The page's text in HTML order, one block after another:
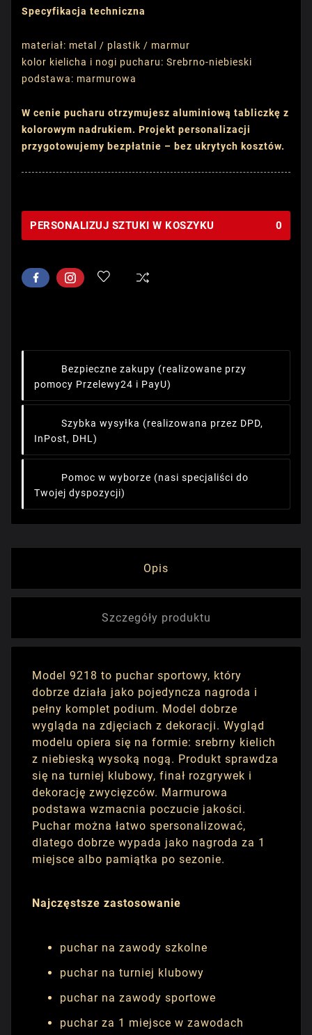
Specyfikacja techniczna
materiał: metal / plastik / marmur
kolor kielicha i nogi pucharu: Srebrno-niebieski
podstawa: marmurowa
W cenie pucharu otrzymujesz aluminiową tabliczkę z
kolorowym nadrukiem. Projekt personalizacji
przygotowujemy bezpłatnie – bez ukrytych kosztów.
PERSONALIZUJ SZTUKI W KOSZYKU 0
Bezpieczne zakupy (realizowane przy
pomocy Przelewy24 i PayU)
Szybka wysyłka (realizowana przez DPD,
InPost, DHL)
Pomoc w wyborze (nasi specjaliści do
Twojej dyspozycji)
Opis
Szczegóły produktu
Model 9218 to puchar sportowy, który
dobrze działa jako pojedyncza nagroda i
pełny komplet podium. Model dobrze
wygląda na zdjęciach z dekoracji. Wygląd
modelu opiera się na formie: srebrny kielich
z niebieską wysoką nogą. Produkt sprawdza
się na turniej klubowy, finał rozgrywek i
dekorację zwycięzców. Marmurowa
podstawa wzmacnia poczucie jakości.
Puchar można łatwo spersonalizować,
dlatego dobrze wypada jako nagroda za 1
miejsce albo pamiątka po sezonie.
Najczęstsze zastosowanie
puchar na zawody szkolne
puchar na turniej klubowy
puchar na zawody sportowe
puchar za 1 miejsce w zawodach